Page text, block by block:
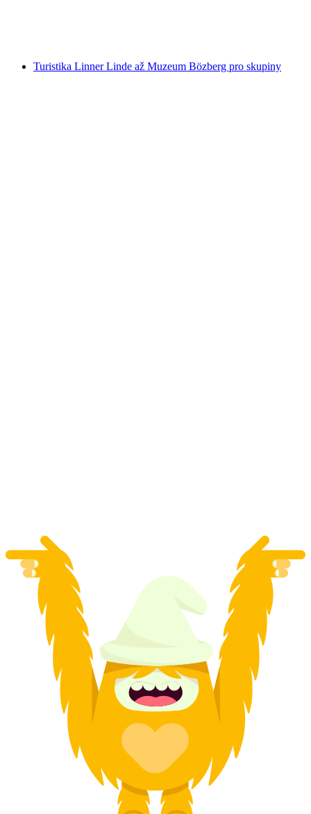
Turistika Linner Linde až Muzeum Bözberg pro skupiny